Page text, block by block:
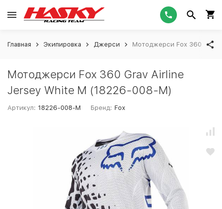
Главная Экипировка Джерси Мотоджерси Fox 360 Grav
Мотоджерси Fox 360 Grav Airline
Jersey White M (18226-008-M)
Артикул: 18226-008-M Бренд: Fox